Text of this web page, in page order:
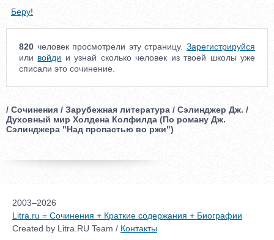
Беру!
820 человек просмотрели эту страницу. Зарегистрируйся
или войди и узнай сколько человек из твоей школы уже
списали это сочинение.
/ Сочинения / Зарубежная литература / Сэлинджер Дж. /
Духовный мир Холдена Колфилда (По роману Дж.
Сэлинджера "Над пропастью во ржи")
2003–2026
Litra.ru = Сочинения + Краткие содержания + Биографии
Created by Litra.RU Team / Контакты